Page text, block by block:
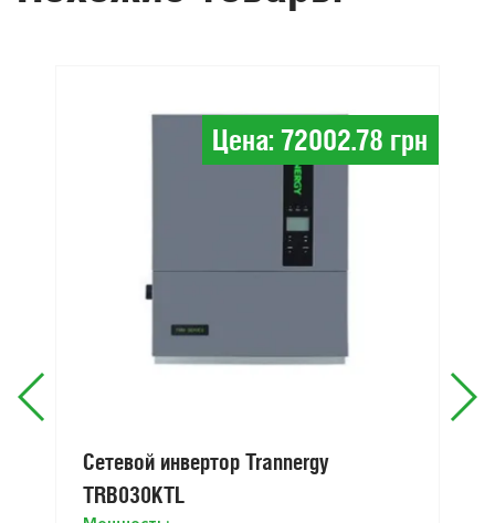
Цена: 72002.78 грн
Сетевой инвертор Trannergy
TRB030KTL